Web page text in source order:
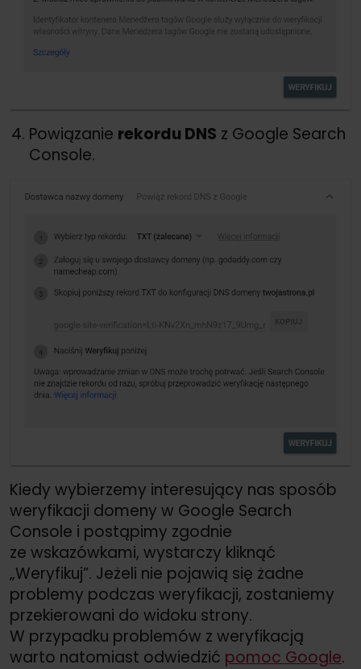
Powiązanie rekordu DNS z Google Search
Console.
Kiedy wybierzemy interesujący nas sposób
weryfikacji domeny w Google Search
Console i postąpimy zgodnie
ze wskazówkami, wystarczy kliknąć
„Weryfikuj”. Jeżeli nie pojawią się żadne
problemy podczas weryfikacji, zostaniemy
przekierowani do widoku strony.
W przypadku problemów z weryfikacją
warto natomiast odwiedzić pomoc Google.